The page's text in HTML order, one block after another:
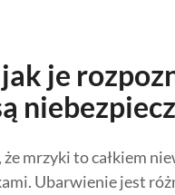
je
mrzyki to całkiem
Ubarwienie jest